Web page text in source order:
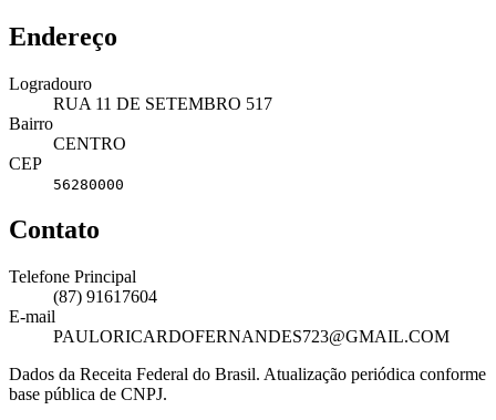
Endereço
Logradouro
RUA 11 DE SETEMBRO 517
Bairro
CENTRO
CEP
56280000
Contato
Telefone Principal
(87) 91617604
E-mail
PAULORICARDOFERNANDES723@GMAIL.COM
Dados da Receita Federal do Brasil. Atualização periódica conforme
base pública de CNPJ.